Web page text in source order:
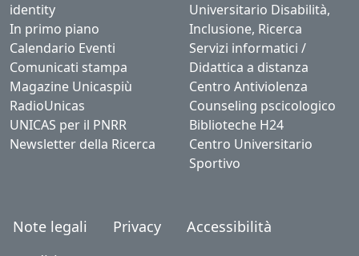
identity
In primo piano
Calendario Eventi
Comunicati stampa
Magazine Unicaspiù
RadioUnicas
UNICAS per il PNRR
Newsletter della Ricerca
Universitario Disabilità,
Inclusione, Ricerca
Servizi informatici /
Didattica a distanza
Centro Antiviolenza
Counseling pscicologico
Biblioteche H24
Centro Universitario
Sportivo
Note legali Privacy
Accessibilità